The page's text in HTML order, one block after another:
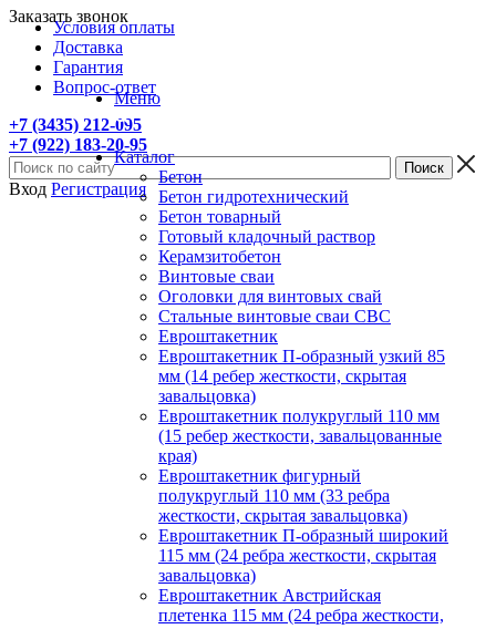
Условия оплаты
Доставка
Гарантия
Вопрос-ответ
+7 (3435) 212-095
+7 (922) 183-20-95
Заказать звонок
Вход Регистрация
Меню
Каталог
Бетон
Бетон гидротехнический
Бетон товарный
Готовый кладочный раствор
Керамзитобетон
Винтовые сваи
Оголовки для винтовых свай
Стальные винтовые сваи СВС
Евроштакетник
Евроштакетник П-образный узкий 85
мм (14 ребер жесткости, скрытая
завальцовка)
Евроштакетник полукруглый 110 мм
(15 ребер жесткости, завальцованные
края)
Евроштакетник фигурный
полукруглый 110 мм (33 ребра
жесткости, скрытая завальцовка)
Евроштакетник П-образный широкий
115 мм (24 ребра жесткости, скрытая
завальцовка)
Евроштакетник Австрийская
плетенка 115 мм (24 ребра жесткости,